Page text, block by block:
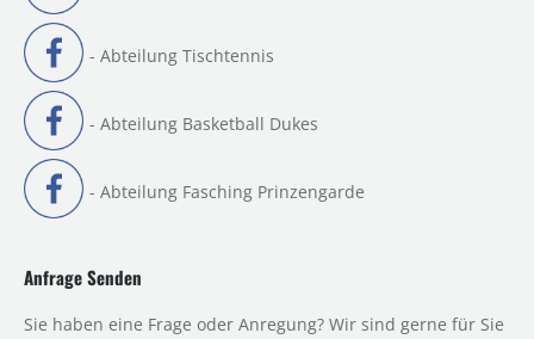
- Abteilung Tischtennis
- Abteilung Basketball Dukes
- Abteilung Fasching Prinzengarde
Anfrage Senden
Sie haben eine Frage oder Anregung? Wir sind gerne für Sie